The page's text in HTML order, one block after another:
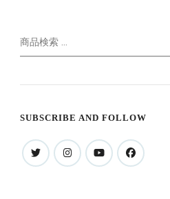
検
索
SUBSCRIBE AND FOLLOW